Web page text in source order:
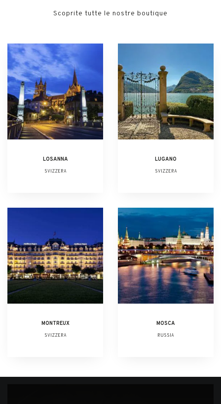
Scoprite tutte le nostre boutique
LOSANNA
SVIZZERA
LUGANO
SVIZZERA
MONTREUX
SVIZZERA
MOSCA
RUSSIA